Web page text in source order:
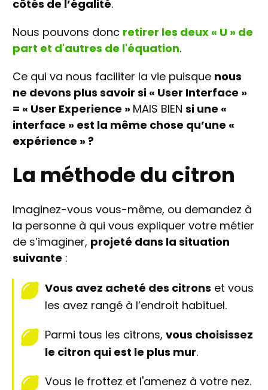
côtés de l’égalité.
Nous pouvons donc retirer les deux « U » de
part et d'autres de l'équation.
Ce qui va nous faciliter la vie puisque nous
ne devons plus savoir si « User Interface »
= « User Experience » MAIS BIEN si une «
interface » est la même chose qu’une «
expérience » ?
La méthode du citron
Imaginez-vous vous-même, ou demandez à
la personne à qui vous expliquer votre métier
de s’imaginer, projeté dans la situation
suivante :
Vous avez acheté des citrons et vous
les avez rangé à l’endroit habituel.
Parmi tous les citrons, vous choisissez
le citron qui est le plus mur.
Vous le frottez et l'amenez à votre nez.